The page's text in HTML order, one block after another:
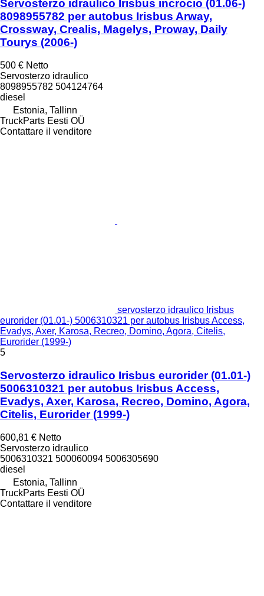
Servosterzo idraulico Irisbus incrocio (01.06-)
8098955782 per autobus Irisbus Arway,
Crossway, Crealis, Magelys, Proway, Daily
Tourys (2006-)
500 € Netto
Servosterzo idraulico
8098955782 504124764
diesel
Estonia, Tallinn
TruckParts Eesti OÜ
Contattare il venditore
servosterzo idraulico Irisbus
eurorider (01.01-) 5006310321 per autobus Irisbus Access,
Evadys, Axer, Karosa, Recreo, Domino, Agora, Citelis,
Eurorider (1999-)
5
Servosterzo idraulico Irisbus eurorider (01.01-)
5006310321 per autobus Irisbus Access,
Evadys, Axer, Karosa, Recreo, Domino, Agora,
Citelis, Eurorider (1999-)
600,81 € Netto
Servosterzo idraulico
5006310321 500060094 5006305690
diesel
Estonia, Tallinn
TruckParts Eesti OÜ
Contattare il venditore